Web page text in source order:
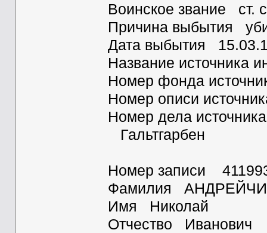
Воинское звание ст.
Причина выбытия
Дата выбытия
Название
Номер фонда
Номер описи
Номер дела
Гальтгарбен
Номер записи
Фамилия
Имя Николай
Отчество Иванович